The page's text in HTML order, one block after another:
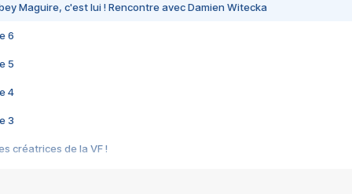
Maguire, c'est lui ! Rencontre avec Damien Witecka
6
5
4
3
créatrices de la VF !